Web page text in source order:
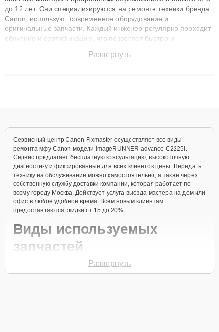
до 12 лет. Они специализируются на ремонте техники бренда
Canon, используют современное оборудование и
оригинальные запчасти. Каждый инженер регулярно проходит
обучение и сертификацию, что позволяет быстро и
сохранением гарантии до 3 лет. Наши мастера решают
Развернуть
Сервисный центр Canon-Fixmaster осуществляет все виды
ремонта мфу Canon модели imageRUNNER advance C2225i.
Сервис предлагает бесплатную консультацию, высокоточную
диагностику и фиксированные для всех клиентов цены. Передать
технику на обслуживание можно самостоятельно, а также через
собственную службу доставки компании, которая работает по
всему городу Москва. Действует услуга выезда мастера на дом или
офис в любое удобное время. Всем новым клиентам
предоставляются скидки от 15 до 20%.
Виды используемых
запчастей
Для ремонта мфу модели imageRUNNER advance C2225i
Развернуть